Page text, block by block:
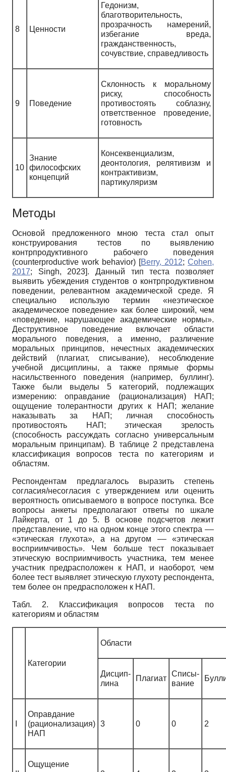
8 Ценности
Гедонизм,
благотворительность,
прозрачность намерений,
избегание вреда,
гражданственность,
сочувствие, справедливость
9 Поведение
Склонность к моральному
риску, способность
противостоять соблазну,
ответственное проведение,
готовность
10
Знание
философских
концепций
Консеквенциализм,
деонтология, релятивизм и
контрактивизм,
партикуляризм
Методы
Основой предложенного мною теста стал опыт
конструирования тестов по выявлению
контрпродуктивного рабочего поведения
(counterproductive work behavior) [Berry, 2012; Cohen,
2017; Singh, 2023]. Данный тип теста позволяет
выявить убеждения студентов о контрпродуктивном
поведении, релевантном академической среде. Я
специально использую термин «неэтическое
академическое поведение» как более широкий, чем
«поведение, нарушающее академические нормы».
Деструктивное поведение включает области
морального поведения, а именно, различение
моральных принципов, нечестных академических
действий (плагиат, списывание), несоблюдение
учебной дисциплины, а также прямые формы
насильственного поведения (например, буллинг).
Также были выделы 5 категорий, подлежащих
измерению: оправдание (рационализация) НАП;
ощущение толерантности других к НАП; желание
наказывать за НАП; личная способность
противостоять НАП; этическая зрелость
(способность рассуждать согласно универсальным
моральным принципам). В таблице 2 представлена
классификация вопросов теста по категориям и
областям.
Респондентам предлагалось выразить степень
согласия/несогласия с утверждением или оценить
вероятность описываемого в вопросе поступка. Все
вопросы анкеты предполагают ответы по шкале
Лайкерта, от 1 до 5. В основе подсчетов лежит
представление, что на одном конце этого спектра ––
«этическая глухота», а на другом –– «этическая
восприимчивость». Чем больше тест показывает
этическую восприимчивость участника, тем менее
участник предрасположен к НАП, и наоборот, чем
более тест выявляет этическую глухоту респондента,
тем более он предрасположен к НАП.
Табл. 2. Классификация вопросов теста по
категориям и областям
Категории
Области
Дисцип-
лина
Плагиат
Списы-
вание
Оправдание
(рационализация)
НАП
3 0 0 2
Ощущение